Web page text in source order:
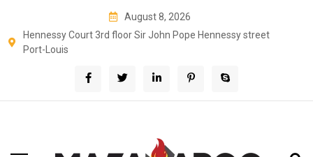
content
August 8, 2026
Hennessy Court 3rd floor Sir John Pope Hennessy street
Port-Louis